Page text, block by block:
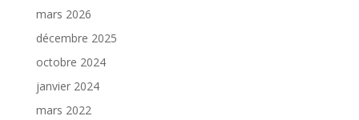
mars 2026
décembre 2025
octobre 2024
janvier 2024
mars 2022